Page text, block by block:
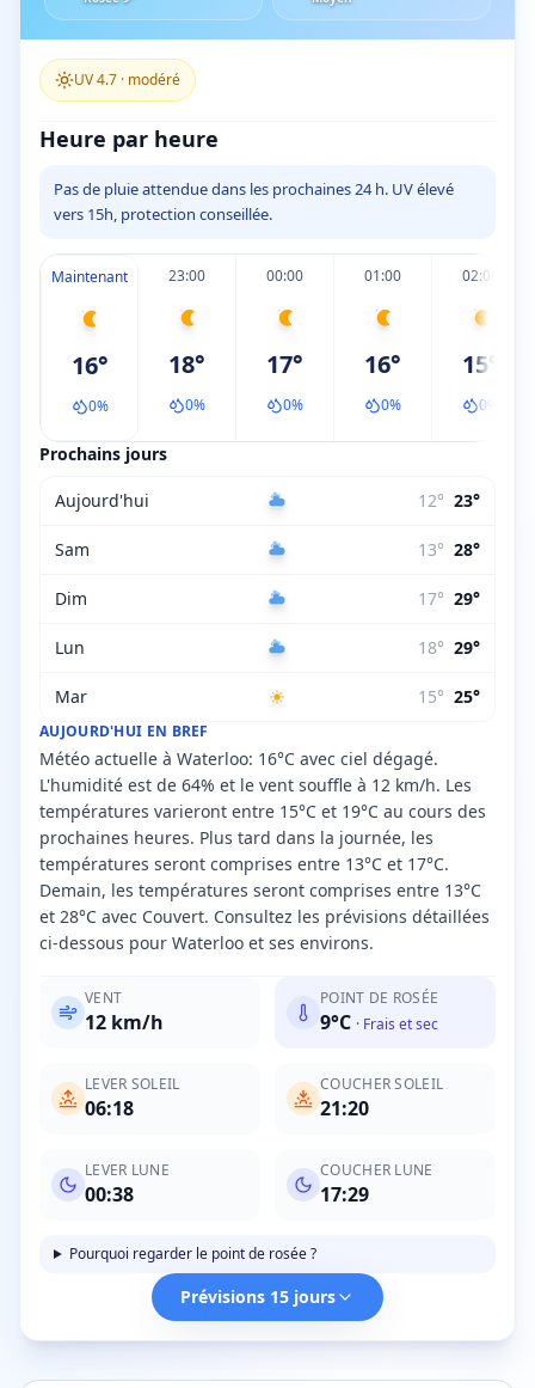
UV4.7 · modéré
AUJOURD'HUI EN BREF
Météo actuelle à Waterloo: 16°C avec ciel dégagé.
L'humidité est de 64% et le vent souffle à 12 km/h. Les
températures varieront entre 15°C et 19°C au cours des
prochaines heures. Plus tard dans la journée, les
températures seront comprises entre 13°C et 17°C.
Demain, les températures seront comprises entre 13°C
et 28°C avec Couvert. Consultez les prévisions détaillées
ci-dessous pour Waterloo et ses environs.
VENT
12 km/h
POINT DE ROSÉE
9°C · Frais et sec
LEVER SOLEIL
06:18
COUCHER SOLEIL
21:20
LEVER LUNE
00:38
COUCHER LUNE
17:29
Pourquoi regarder le point de rosée ?
Heure par heure
Pas de pluie attendue dans les prochaines 24 h. UV élevé
vers 15h, protection conseillée.
Maintenant
16°
0%
23:00
18°
0%
00:00
17°
0%
01:00
16°
0%
02:00
15°
0
Prochains jours
Aujourd'hui 12° 23°
Sam 13° 28°
Dim 17° 29°
Lun 18° 29°
Mar 15° 25°
Prévisions 15 jours